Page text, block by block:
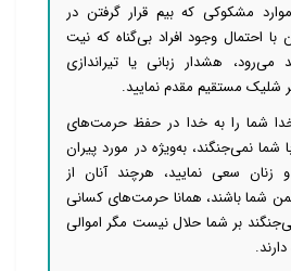
مشکوکی که بیم قرار گرفتن در
احتمال وجود افراد بی‌گناه که نیت
می‌رود، هشدار زبانی یا تیراندازی
شلیک مستقیم مقدم نمایید.
شما را به خدا در حفظ حرمت‌های
شما نمی‌جنگند، به‌ویژه در مورد پیران
زنان سعی نمایید، هرچند آنان از
شما باشند، همانا حرمت‌های کسانی
بر شما حلال نیست مگر اموالی